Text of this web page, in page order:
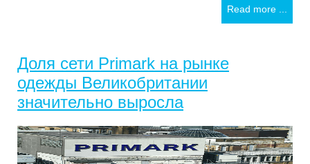
Read more ...
Доля сети Primark на рынке
одежды Великобритании
значительно выросла